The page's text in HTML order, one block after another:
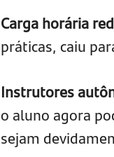
Carga horária
práticas, caiu
Instrutores
o aluno agora
sejam